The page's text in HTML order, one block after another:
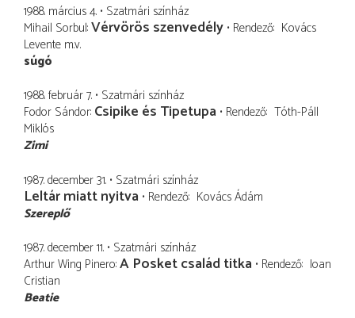
1988. március 4. Szatmári színház
Mihail Sorbul Vérvörös szenvedély Rendező Kovács
Levente m.v.
súgó
1988. február 7. Szatmári színház
Fodor Sándor Csipike és Tipetupa Rendező Tóth-Páll
Miklós
Zimi
1987. december 31. Szatmári színház
Leltár miatt nyitva Rendező Kovács Ádám
Szereplő
1987. december 11. Szatmári színház
Arthur Wing Pinero A Posket család titka Rendező Ioan
Cristian
Beatie